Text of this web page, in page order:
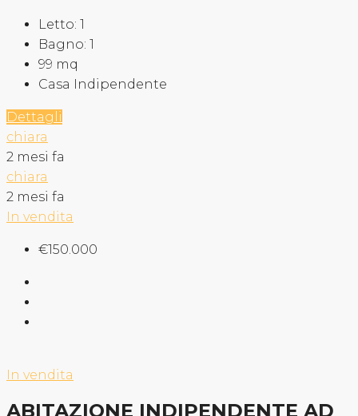
Letto: 1
Bagno: 1
99 mq
Casa Indipendente
Dettagli
chiara
2 mesi fa
chiara
2 mesi fa
In vendita
€150.000
In vendita
ABITAZIONE INDIPENDENTE AD